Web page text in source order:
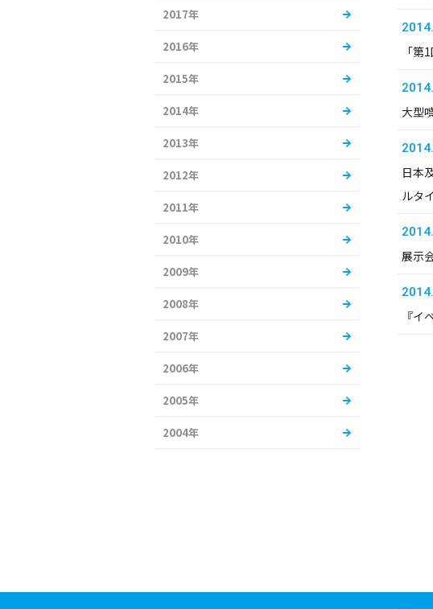
「
大型
日本
ルタ
展示
『イ
2017年
2016年
2015年
2014年
2013年
2012年
2011年
2010年
2009年
2008年
2007年
2006年
2005年
2004年